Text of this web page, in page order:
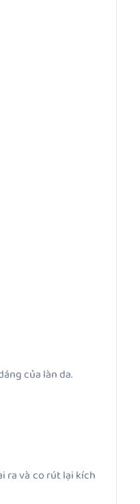
của làn da.
ra và co rút lại kích